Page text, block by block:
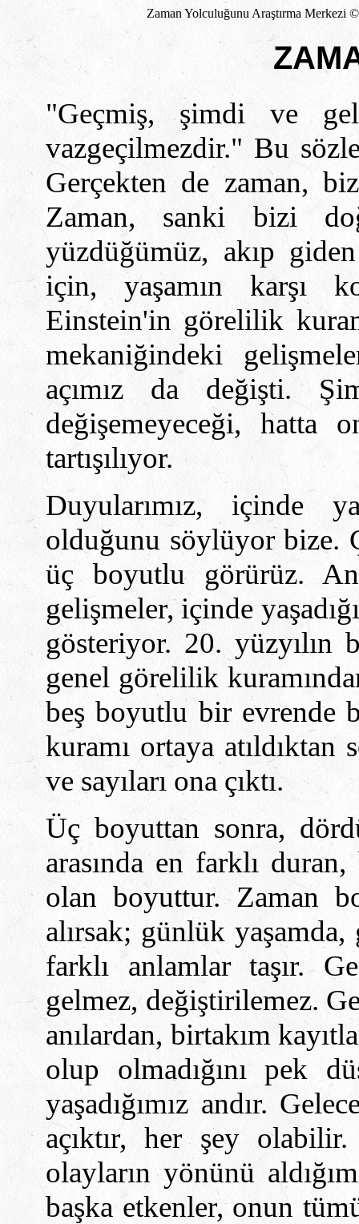
Zaman Yolculuğunu Araştırma Merkezi
"Geçmiş, şimdi ve
vazgeçilmezdir." Bu
Gerçekten de zaman,
Zaman, sanki bizi
yüzdüğümüz, akıp
için, yaşamın karşı
Einstein'in görelilik
mekaniğindeki
açımız da değişti.
değişemeyeceği, hatta
tartışılıyor.
Duyularımız, içinde
olduğunu söylüyor bize.
üç boyutlu görürüz.
gelişmeler, içinde
gösteriyor. 20. yüzyılın
genel görelilik
beş boyutlu bir evrende
kuramı ortaya
ve sayıları ona çıktı.
Üç boyuttan sonra,
arasında en farklı
olan boyuttur. Zaman
alırsak; günlük
farklı anlamlar taşır.
gelmez, değiştirilemez.
anılardan, birtakım
olup olmadığını pek
yaşadığımız andır.
açıktır, her şey
olayların yönünü
başka etkenler, onun